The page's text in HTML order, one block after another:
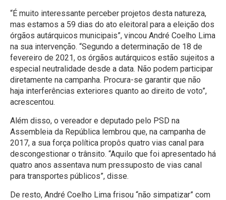
“É muito interessante perceber projetos desta natureza,
mas estamos a 59 dias do ato eleitoral para a eleição dos
órgãos autárquicos municipais”, vincou André Coelho Lima
na sua intervenção. “Segundo a determinação de 18 de
fevereiro de 2021, os órgãos autárquicos estão sujeitos a
especial neutralidade desde a data. Não podem participar
diretamente na campanha. Procura-se garantir que não
haja interferências exteriores quanto ao direito de voto”,
acrescentou.
Além disso, o vereador e deputado pelo PSD na
Assembleia da República lembrou que, na campanha de
2017, a sua força política propôs quatro vias canal para
descongestionar o trânsito. “Aquilo que foi apresentado há
quatro anos assentava num pressuposto de vias canal
para transportes públicos”, disse.
De resto, André Coelho Lima frisou “não simpatizar” com